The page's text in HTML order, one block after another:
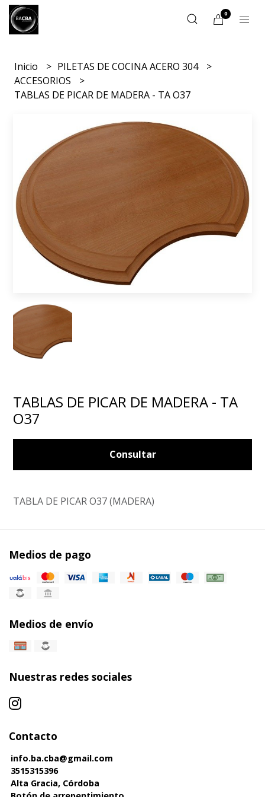
0
Inicio
PILETAS DE COCINA ACERO 304
ACCESORIOS
TABLAS DE PICAR DE MADERA - TA O37
TABLAS DE PICAR DE MADERA - TA
O37
Consultar
TABLA DE PICAR O37 (MADERA)
Medios de pago
Medios de envío
Nuestras redes sociales
Contacto
info.ba.cba@gmail.com
3515315396
Alta Gracia, Córdoba